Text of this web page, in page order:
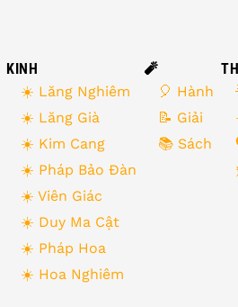
KINH
☀️ Lăng Nghiêm
☀️ Lăng Già
☀️ Kim Cang
☀️ Pháp Bảo Đàn
☀️ Viên Giác
☀️ Duy Ma Cật
☀️ Pháp Hoa
☀️ Hoa Nghiêm
🧨
🎈 Hành
📝 Giải
📚 Sách